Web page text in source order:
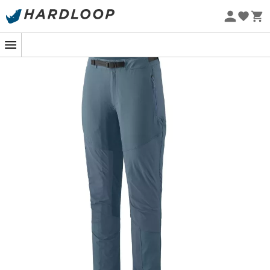
Sommarerbjudanden 🔥 -5 % EXTRA vid köp av 2 produkter*
Om du letar efter den perfekta vandringsbyxan